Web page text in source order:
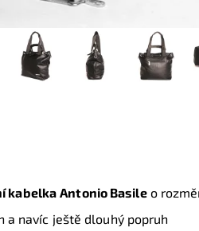
kabelka Antonio Basileo
a navíc ještě dlouhý popruh